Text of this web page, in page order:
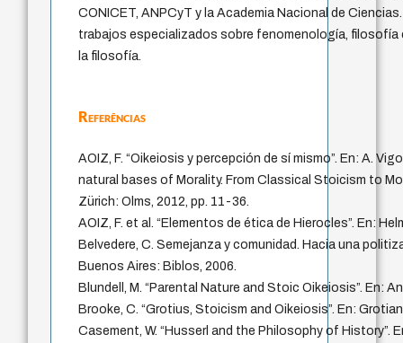
CONICET, ANPCyT y la Academia Nacional de
trabajos especializados sobre fenomenología, filosofía
la filosofía.
Referências
AOIZ, F. “Oikeiosis y percepción de sí mismo”. En: A.
natural bases of Morality. From Classical Stoicism to
Zürich: Olms, 2012, pp. 11-36.
AOIZ, F. et al. “Elementos de ética de Hierocles”. En:
Belvedere, C. Semejanza y comunidad. Hacia una
Buenos Aires: Biblos, 2006.
Blundell, M. “Parental Nature and Stoic Oikeiosis”. En:
Brooke, C. “Grotius, Stoicism and Oikeiosis”. En:
Casement, W. “Husserl and the Philosophy of History”.